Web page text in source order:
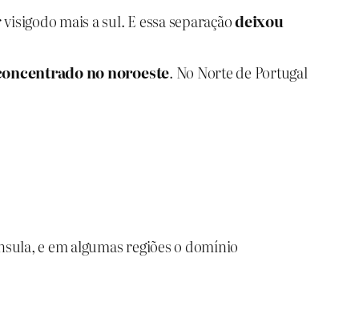
mais a sul. E essa separaçãodeixou
no noroeste. No Norte de Portugal
e em algumas regiões o domínio